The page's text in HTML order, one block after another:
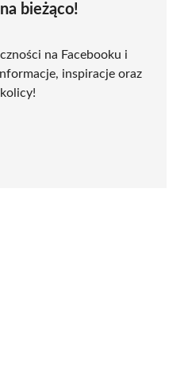
bieżąco!
na Facebooku i
inspiracje oraz